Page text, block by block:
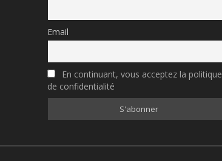
Email
En continuant, vous acceptez la politique
de confidentialité